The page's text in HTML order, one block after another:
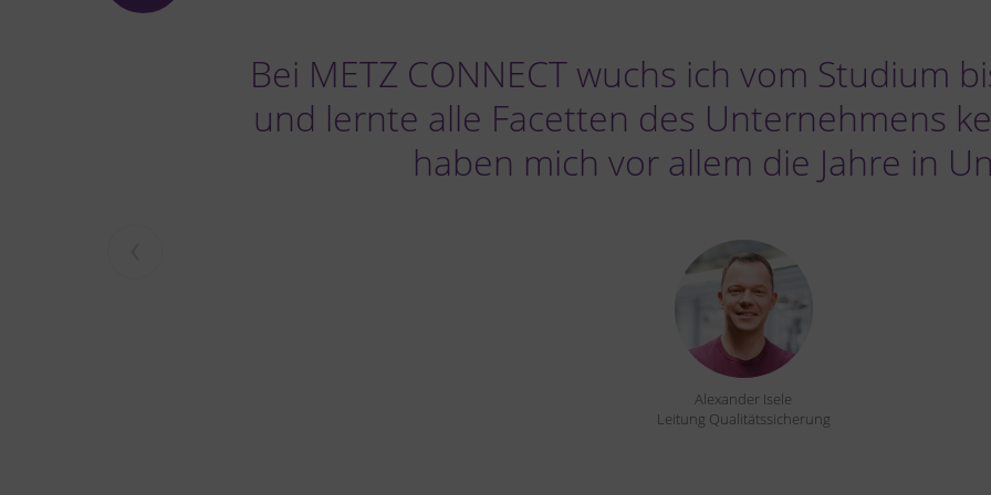
Bei METZ CONNECT wuchs ich vom Studium
und lernte alle Facetten des Unternehmens
haben mich vor allem die Jahre in
Alexander Isele
Leitung Qualitätssicherung